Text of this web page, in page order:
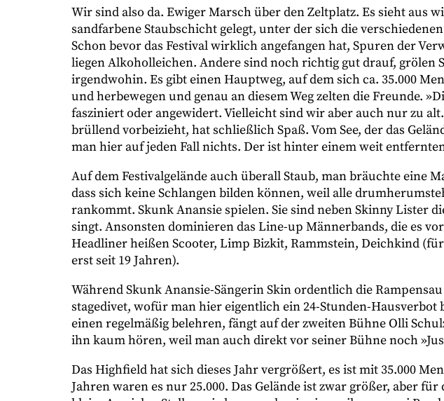
Wir sind also da. Ewiger Marsch über den Zeltplatz. Es sieht aus
sandfarbene Staubschicht gelegt, unter der sich die
Schon bevor das Festival wirklich angefangen hat, Spuren der
liegen Alkoholleichen. Andere sind noch richtig gut drauf, grölen
irgendwohin. Es gibt einen Hauptweg, auf dem sich ca. 35.000
und herbewegen und genau an diesem Weg zelten die Freunde.
fasziniert oder angewidert. Vielleicht sind wir aber auch nur zu alt.
brüllend vorbeizieht, hat schließlich Spaß. Vom See, der das
man hier auf jeden Fall nichts. Der ist hinter einem weit
Auf dem Festivalgelände auch überall Staub, man bräuchte eine
dass sich keine Schlangen bilden können, weil alle
rankommt. Skunk Anansie spielen. Sie sind neben Skinny Lister
singt. Ansonsten dominieren das Line-up Männerbands, die es
Headliner heißen Scooter, Limp Bizkit, Rammstein, Deichkind
erst seit 19 Jahren).
Während Skunk Anansie-Sängerin Skin ordentlich die
stagedivet, wofür man hier eigentlich ein 24-Stunden-Hausverbot
einen regelmäßig belehren, fängt auf der zweiten Bühne Olli
ihn kaum hören, weil man auch direkt vor seiner Bühne noch
Das Highfield hat sich dieses Jahr vergrößert, es ist mit 35.000
Jahren waren es nur 25.000. Das Gelände ist zwar größer, aber